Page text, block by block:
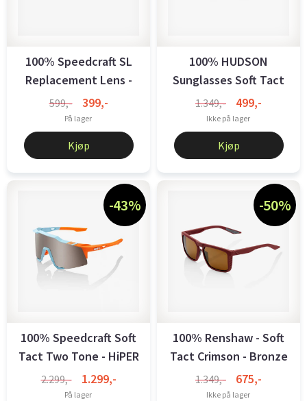
100% Speedcraft SL
Replacement Lens -
Smoke
599,- 399,-
På lager
Kjøp
100% HUDSON
Sunglasses Soft Tact
Fade Black/White
1.349,- 499,-
Ikke på lager
Kjøp
-43%
100% Speedcraft Soft
Tact Two Tone - HiPER
Silver ...
2.299,- 1.299,-
På lager
-50%
100% Renshaw - Soft
Tact Crimson - Bronze
Lens
1.349,- 675,-
Ikke på lager